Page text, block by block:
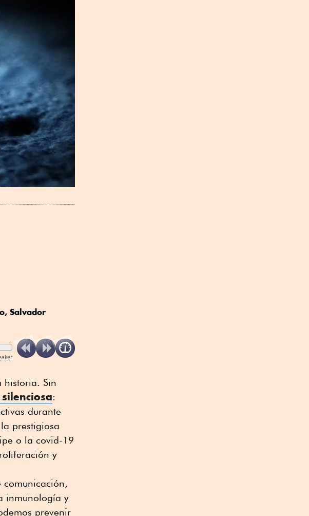
Salvador
historia. Sin
:
durante
prestigiosa
o la covid-19
y
comunicación,
inmunología y
prevenir